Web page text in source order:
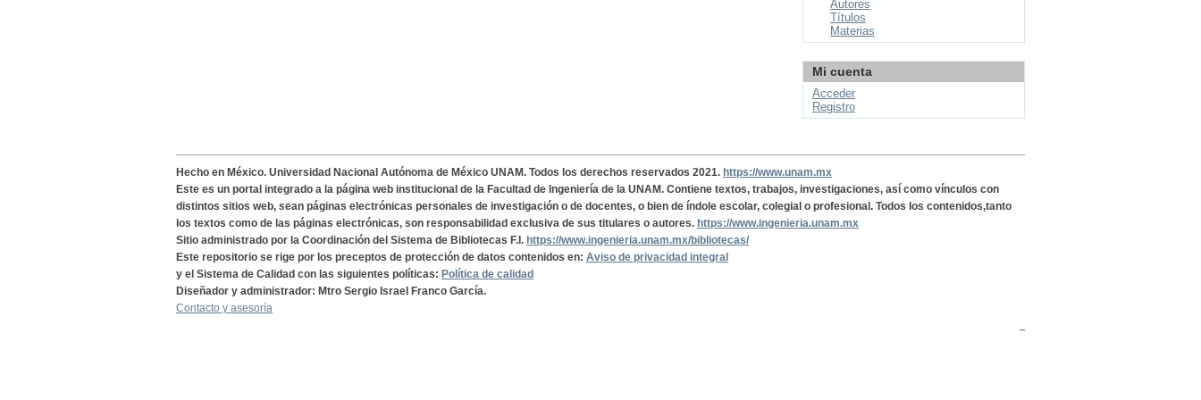
Autores
Títulos
Materias
Mi cuenta
Acceder
Registro
Hecho en México. Universidad Nacional Autónoma de México UNAM. Todos los derechos reservados 2021. https://www.unam.mx
Este es un portal integrado a la página web institucional de la Facultad de Ingeniería de la UNAM. Contiene textos, trabajos, investigaciones, así como vínculos con
distintos sitios web, sean páginas electrónicas personales de investigación o de docentes, o bien de índole escolar, colegial o profesional. Todos los contenidos,tanto
los textos como de las páginas electrónicas, son responsabilidad exclusiva de sus titulares o autores. https://www.ingenieria.unam.mx
Sitio administrado por la Coordinación del Sistema de Bibliotecas F.I. https://www.ingenieria.unam.mx/bibliotecas/
Este repositorio se rige por los preceptos de protección de datos contenidos en: Aviso de privacidad integral
y el Sistema de Calidad con las siguientes políticas: Política de calidad
Diseñador y administrador: Mtro Sergio Israel Franco García.
Contacto y asesoría